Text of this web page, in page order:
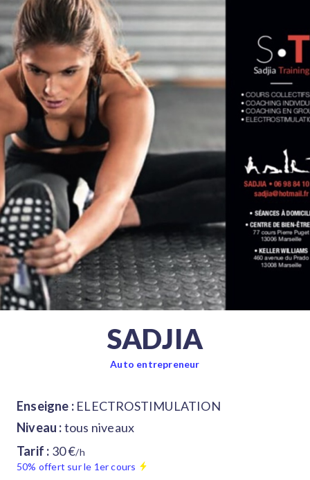
SADJIA
Auto entrepreneur
Enseigne : ELECTROSTIMULATION
Niveau :tous niveaux
Tarif : 30 €/h
50% offert sur le 1er cours